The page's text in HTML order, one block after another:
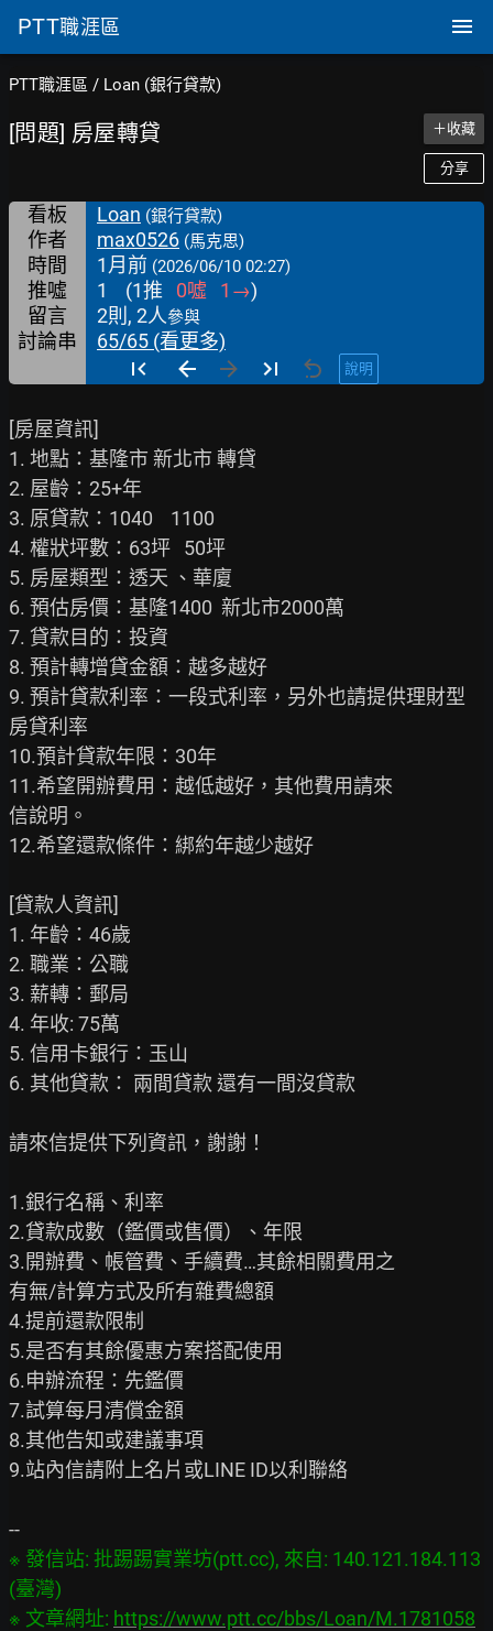
PTT職涯區
PTT職涯區 / Loan (銀行貸款)
[問題] 房屋轉貸 ＋收藏
分享
看板 Loan (銀行貸款)
作者 max0526 (馬克思)
時間 1月前 (2026/06/10 02:27)
推噓 1 (1推 0噓 1 →)
留言
2則, 2人參與
討論串 65/65 (看更多)
說明
[房屋資訊]
1. 地點：基隆市 新北市 轉貸
2. 屋齡：25+年
3. 原貸款：1040    1100
4. 權狀坪數：63坪   50坪
5. 房屋類型：透天 、華廈
6. 預估房價：基隆1400  新北市2000萬
7. 貸款目的：投資
8. 預計轉增貸金額：越多越好
9. 預計貸款利率：一段式利率，另外也請提供理財型
房貸利率
10.預計貸款年限：30年
11.希望開辦費用：越低越好，其他費用請來
信說明。
12.希望還款條件：綁約年越少越好
[貸款人資訊]
1. 年齡：46歲
2. 職業：公職
3. 薪轉：郵局
4. 年收: 75萬
5. 信用卡銀行：玉山
6. 其他貸款： 兩間貸款 還有一間沒貸款
請來信提供下列資訊，謝謝！
1.銀行名稱、利率
2.貸款成數（鑑價或售價）、年限
3.開辦費、帳管費、手續費…其餘相關費用之
有無/計算方式及所有雜費總額
4.提前還款限制
5.是否有其餘優惠方案搭配使用
6.申辦流程：先鑑價
7.試算每月清償金額
8.其他告知或建議事項
9.站內信請附上名片或LINE ID以利聯絡
※ 發信站: 批踢踢實業坊(ptt.cc), 來自: 140.121.184.113
(臺灣)
※ 文章網址: https://www.ptt.cc/bbs/Loan/M.1781058